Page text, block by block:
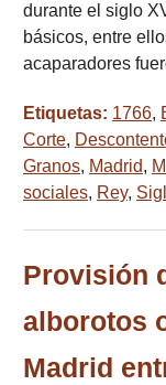
durante el siglo
básicos, entre
acaparadores
Etiquetas: 1766,
Corte,
Granos, Madrid,
sociales, Rey,
Provisión
alborotos
Madrid